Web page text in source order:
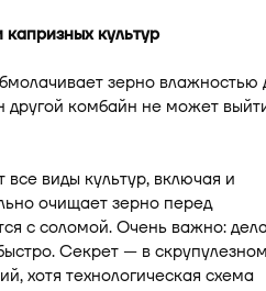
культур
зерно влажностью
другой комбайн не может
виды культур, включая и
очищает зерно перед
с соломой. Очень важно:
Секрет — в скрупулезном
хотя технологическая схема